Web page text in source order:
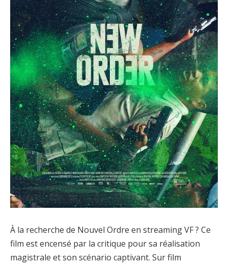
À la recherche de Nouvel Ordre en streaming VF ? Ce
film est encensé par la critique pour sa réalisation
magistrale et son scénario captivant. Sur film